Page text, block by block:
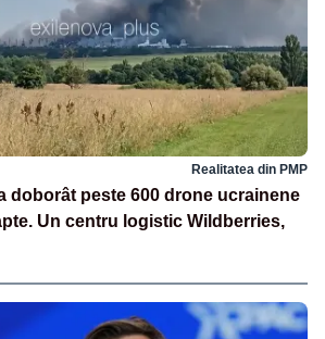
Realitatea din PMP
doborât peste 600 drone ucrainene
Un centru logistic Wildberries,